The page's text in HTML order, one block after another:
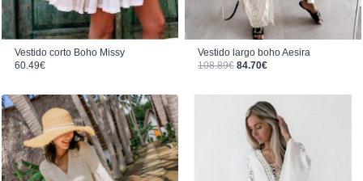
Vestido corto Boho Missy
60.49€
Vestido largo boho Aesira
108.89€ El precio original era: 108.89€.
84.70€El precio actual es: 84.70€.